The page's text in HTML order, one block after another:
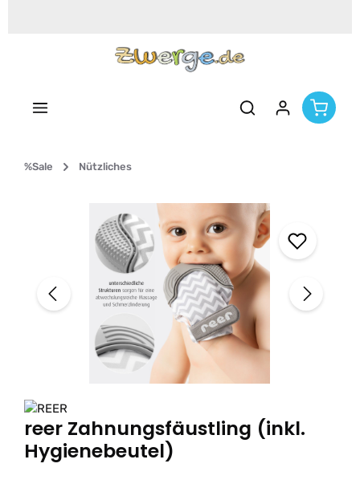
%Sale Nützliches
Bildergalerie überspringen
reer Zahnungsfäustling (inkl.
Hygienebeutel)